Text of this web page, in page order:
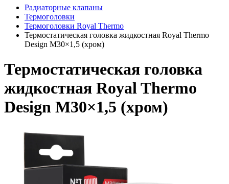
Радиаторные клапаны
Термоголовки
Термоголовки Royal Thermo
Термостатическая головка жидкостная Royal Thermo
Design M30×1,5 (хром)
Термостатическая головка
жидкостная Royal Thermo
Design M30×1,5 (хром)